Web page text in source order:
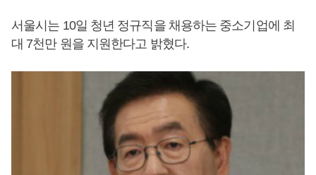
서울시는 10일 청년 정규직을 채용하는 중소기업에 최
대 7천만 원을 지원한다고 밝혔다.